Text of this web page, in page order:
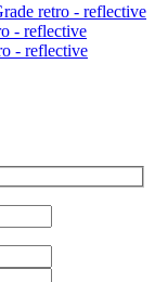
retro - reflective
- reflective
- reflective